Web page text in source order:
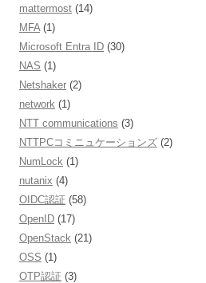
mattermost (14)
MFA (1)
Microsoft Entra ID (30)
NAS (1)
Netshaker (2)
network (1)
NTT communications (3)
NTTPCコミニュケーションズ (2)
NumLock (1)
nutanix (4)
OIDC認証 (58)
OpenID (17)
OpenStack (21)
OSS (1)
OTP認証 (3)